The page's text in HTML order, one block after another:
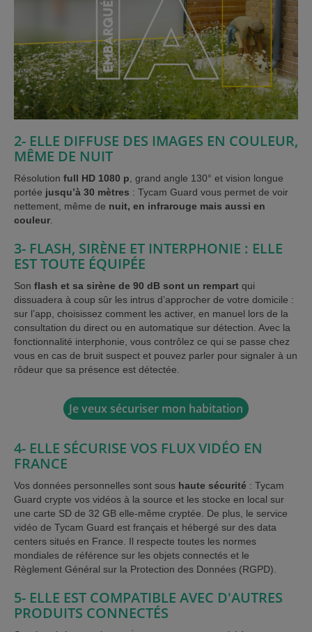
2- ELLE DIFFUSE DES IMAGES EN COULEUR,
MÊME DE NUIT
Résolution full HD 1080 p , grand angle 130° et vision longue
portée jusqu’à 30 mètres : Tycam Guard vous permet de voir
nettement, même de nuit, en infrarouge mais aussi en
couleur
3- FLASH, SIRÈNE ET INTERPHONIE : ELLE
EST TOUTE ÉQUIPÉE
Son flash et sa sirène de 90 dB sont un rempart qui
dissuadera à coup sûr les intrus d’approcher de votre domicile :
sur l’app, choisissez comment les activer, en manuel lors de la
consultation du direct ou en automatique sur détection. Avec la
fonctionnalité interphonie, vous contrôlez ce qui se passe chez
vous en cas de bruit suspect et pouvez parler pour signaler à un
rôdeur que sa présence est détectée.
Je veux sécuriser mon habitation
4- ELLE SÉCURISE VOS FLUX VIDÉO EN
FRANCE
Vos données personnelles sont sous haute sécurité : Tycam
Guard crypte vos vidéos à la source et les stocke en local sur
une carte SD de 32 GB elle-même cryptée. De plus, le service
vidéo de Tycam Guard est français et hébergé sur des data
centers situés en France. Il respecte toutes les normes
mondiales de référence sur les objets connectés et le
Règlement Général sur la Protection des Données (RGPD).
5- ELLE EST COMPATIBLE AVEC D'AUTRES
PRODUITS CONNECTÉS